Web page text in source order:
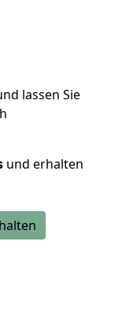
lassen Sie
und erhalten